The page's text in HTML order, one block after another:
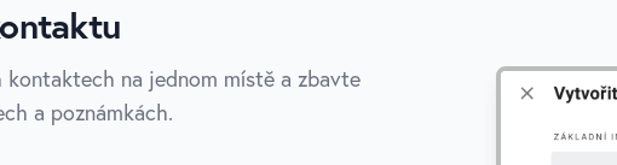
na jednom místě a zbavte
a poznámkách.